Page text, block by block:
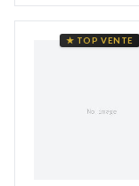
★ TOP VENTE